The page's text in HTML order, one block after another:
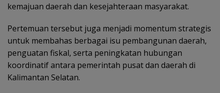
kemajuan daerah dan kesejahteraan masyarakat.
Pertemuan tersebut juga menjadi momentum strategis
untuk membahas berbagai isu pembangunan daerah,
penguatan fiskal, serta peningkatan hubungan
koordinatif antara pemerintah pusat dan daerah di
Kalimantan Selatan.